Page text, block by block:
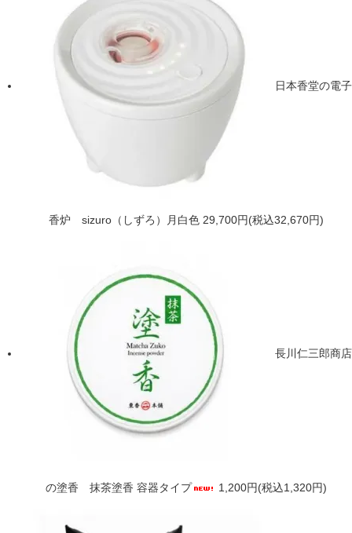
日本香堂の電子
香炉 sizuro（しずろ）月白色 29,700円(税込32,670円)
長川仁三郎商店
の塗香 抹茶塗香 容器タイプ 1,200円(税込1,320円)